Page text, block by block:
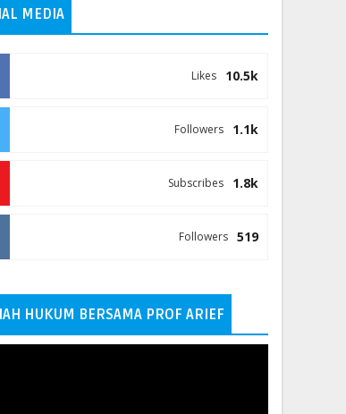
MEDIA
10.5k
Likes
1.1k
Followers
1.8k
Subscribes
519
Followers
HUKUM BERSAMA PROF ARIEF